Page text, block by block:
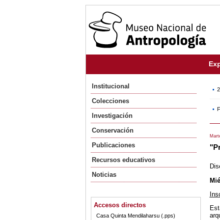
Institucional
Colecciones
Investigación
Conservación
Publicaciones
Recursos educativos
Noticias
Accesos directos
Casa Quinta Mendilaharsu (.pps)